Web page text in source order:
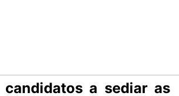
a sediar as